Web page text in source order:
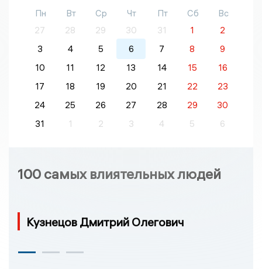
Пн Вт Ср Чт Пт Сб
Вс
27
28 29 30 31 1
2
3
4 5 6 7 8
9
10
11 12 13 14 15
16
17
18 19 20 21 22
23
24
25 26 27 28 29
30
31
1 2 3 4 5 6
100 самых влиятельных людей
Кузнецов Дмитрий Олегович